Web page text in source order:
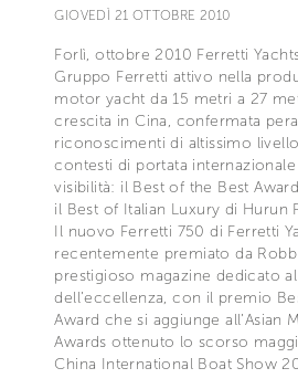
GIOVEDÌ 21 OTTOBRE 2010
Forlì, ottobre 2010 Ferretti
Gruppo Ferretti attivo nella
motor yacht da 15 metri a 27
crescita in Cina, confermata
riconoscimenti di altissimo
contesti di portata
visibilità: il Best of the Best
il Best of Italian Luxury di Hurun
Il nuovo Ferretti 750 di Ferretti
recentemente premiato da
prestigioso magazine dedicato
dell’eccellenza, con il premio
Award che si aggiunge all’Asian
Awards ottenuto lo scorso
China International Boat Show